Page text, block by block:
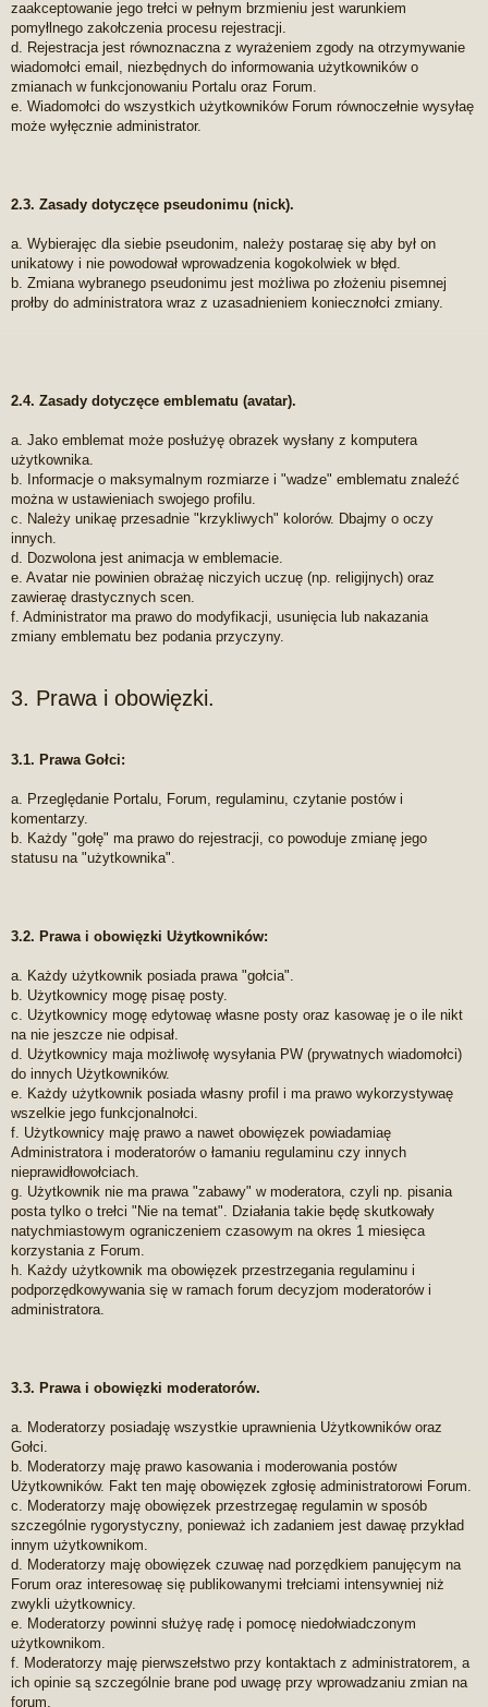
zaakceptowanie jego trełci w pełnym brzmieniu jest warunkiem
pomyłlnego zakołczenia procesu rejestracji.
d. Rejestracja jest równoznaczna z wyrażeniem zgody na otrzymywanie
wiadomołci email, niezbędnych do informowania użytkowników o
zmianach w funkcjonowaniu Portalu oraz Forum.
e. Wiadomołci do wszystkich użytkowników Forum równoczełnie wysyłaę
może wyłęcznie administrator.
2.3. Zasady dotyczęce pseudonimu (nick).
a. Wybierajęc dla siebie pseudonim, należy postaraę się aby był on
unikatowy i nie powodował wprowadzenia kogokolwiek w błęd.
b. Zmiana wybranego pseudonimu jest możliwa po złożeniu pisemnej
prołby do administratora wraz z uzasadnieniem koniecznołci zmiany.
2.4. Zasady dotyczęce emblematu (avatar).
a. Jako emblemat może posłużyę obrazek wysłany z komputera
użytkownika.
b. Informacje o maksymalnym rozmiarze i "wadze" emblematu znaleźć
można w ustawieniach swojego profilu.
c. Należy unikaę przesadnie "krzykliwych" kolorów. Dbajmy o oczy
innych.
d. Dozwolona jest animacja w emblemacie.
e. Avatar nie powinien obrażaę niczyich uczuę (np. religijnych) oraz
zawieraę drastycznych scen.
f. Administrator ma prawo do modyfikacji, usunięcia lub nakazania
zmiany emblematu bez podania przyczyny.
3. Prawa i obowięzki.
3.1. Prawa Gołci:
a. Przeględanie Portalu, Forum, regulaminu, czytanie postów i
komentarzy.
b. Każdy "gołę" ma prawo do rejestracji, co powoduje zmianę jego
statusu na "użytkownika".
3.2. Prawa i obowięzki Użytkowników:
a. Każdy użytkownik posiada prawa "gołcia".
b. Użytkownicy mogę pisaę posty.
c. Użytkownicy mogę edytowaę własne posty oraz kasowaę je o ile nikt
na nie jeszcze nie odpisał.
d. Użytkownicy maja możliwołę wysyłania PW (prywatnych wiadomołci)
do innych Użytkowników.
e. Każdy użytkownik posiada własny profil i ma prawo wykorzystywaę
wszelkie jego funkcjonalnołci.
f. Użytkownicy maję prawo a nawet obowięzek powiadamiaę
Administratora i moderatorów o łamaniu regulaminu czy innych
nieprawidłowołciach.
g. Użytkownik nie ma prawa "zabawy" w moderatora, czyli np. pisania
posta tylko o trełci "Nie na temat". Działania takie będę skutkowały
natychmiastowym ograniczeniem czasowym na okres 1 miesięca
korzystania z Forum.
h. Każdy użytkownik ma obowięzek przestrzegania regulaminu i
podporzędkowywania się w ramach forum decyzjom moderatorów i
administratora.
3.3. Prawa i obowięzki moderatorów.
a. Moderatorzy posiadaję wszystkie uprawnienia Użytkowników oraz
Gołci.
b. Moderatorzy maję prawo kasowania i moderowania postów
Użytkowników. Fakt ten maję obowięzek zgłosię administratorowi Forum.
c. Moderatorzy maję obowięzek przestrzegaę regulamin w sposób
szczególnie rygorystyczny, ponieważ ich zadaniem jest dawaę przykład
innym użytkownikom.
d. Moderatorzy maję obowięzek czuwaę nad porzędkiem panujęcym na
Forum oraz interesowaę się publikowanymi trełciami intensywniej niż
zwykli użytkownicy.
e. Moderatorzy powinni służyę radę i pomocę niedołwiadczonym
użytkownikom.
f. Moderatorzy maję pierwszełstwo przy kontaktach z administratorem, a
ich opinie są szczególnie brane pod uwagę przy wprowadzaniu zmian na
forum.